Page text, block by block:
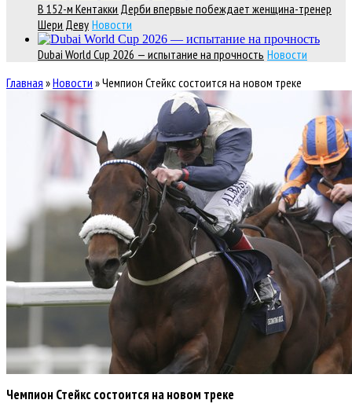
В 152-м Кентакки Дерби впервые побеждает женщина-тренер
Шери Деву Новости
Dubai World Cup 2026 — испытание на прочность Новости
Главная »Новости »Чемпион Стейкс состоится на новом треке
Чемпион Стейкс состоится на новом треке